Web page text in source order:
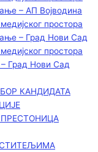
– АП Војводинa
простора
– Град Нови Сад
простора
Град Нови Сад
КАНДИДАТА